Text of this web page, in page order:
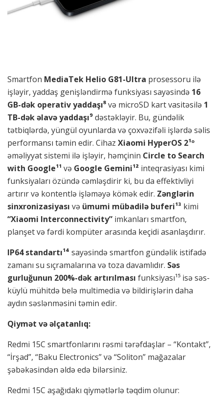
Smartfon MediaTek Helio G81-Ultra prosessoru ilə
işləyir, yaddaş genişləndirmə funksiyası sayəsində 16
GB-dək operativ yaddaşı⁸və microSD kart vasitəsilə 1
TB-dək əlavə yaddaşı⁹dəstəkləyir. Bu, gündəlik
tətbiqlərdə, yüngül oyunlarda və çoxvəzifəli işlərdə səlis
performansı təmin edir. Cihaz Xiaomi HyperOS 2¹º
əməliyyat sistemi ilə işləyir, həmçinin Circle to Search
with Google¹¹ və Google Gemini¹² inteqrasiyası kimi
funksiyaları özündə cəmləşdirir ki, bu da effektivliyi
artırır və kontentlə işləməyə kömək edir. Zənglərin
sinxronizasiyası və ümumi mübadilə buferi¹³ kimi
“Xiaomi Interconnectivity” imkanları smartfon,
planşet və fərdi kompüter arasında keçidi asanlaşdırır.
IP64standartı¹⁴ sayəsində smartfon gündəlik istifadə
zamanı su sıçramalarına və toza davamlıdır. Səs
gurluğunun 200%-dək artırılması funksiyası¹⁵ isə səs-
küylü mühitdə belə multimedia və bildirişlərin daha
aydın səslənməsini təmin edir.
Qiymət və əlçatanlıq:
Redmi 15C smartfonlarını rəsmi tərəfdaşlar – “Kontakt”,
“İrşad”, “Baku Electronics” və “Soliton” mağazalar
şəbəkəsindən əldə edə bilərsiniz.
Redmi 15C aşağıdakı qiymətlərlə təqdim olunur: